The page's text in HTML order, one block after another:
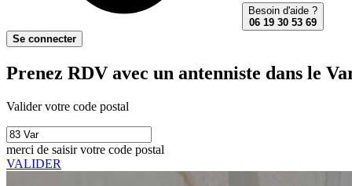
Besoin d'aide ?
06 19 30 53 69
Se connecter
Prenez RDV avec un antenniste dans le
Valider votre code postal
merci de saisir votre code postal
VALIDER